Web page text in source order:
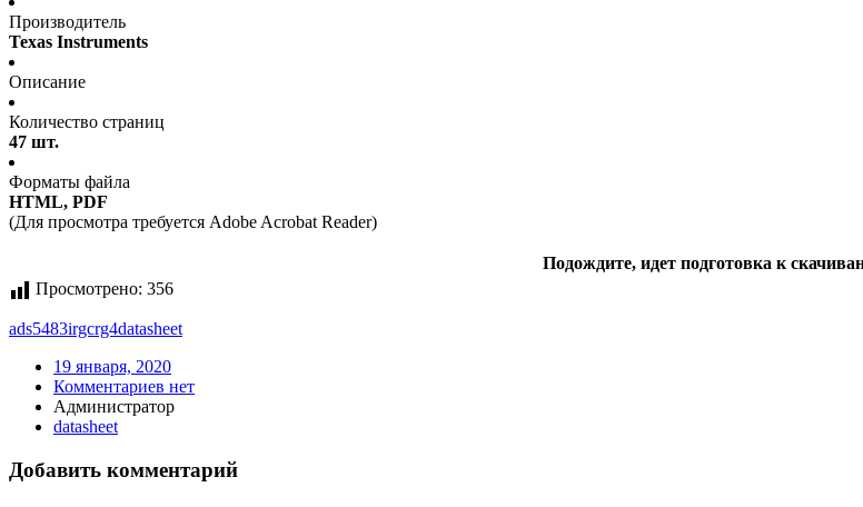
Производитель
Texas Instruments
Описание
Количество страниц
47 шт.
Форматы файла
HTML, PDF
(Для просмотра требуется Adobe Acrobat Reader)
Подождите, идет подготовка к
Просмотрено: 356
ads5483irgcrg4datasheet
19 января, 2020
Комментариев нет
Администратор
datasheet
Добавить комментарий